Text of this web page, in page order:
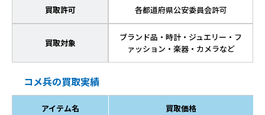
買取許可 各都道府県公安委員会許可
買取対象
ブランド品・時計・ジュエリー・フ
ァッション・楽器・カメラなど
コメ兵の買取実績
アイテム名 買取価格